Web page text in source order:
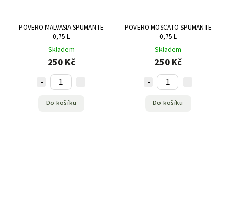
POVERO MALVASIA SPUMANTE
0,75 L
Skladem
250 Kč
Do košíku
POVERO MOSCATO SPUMANTE
0,75 L
Skladem
250 Kč
Do košíku